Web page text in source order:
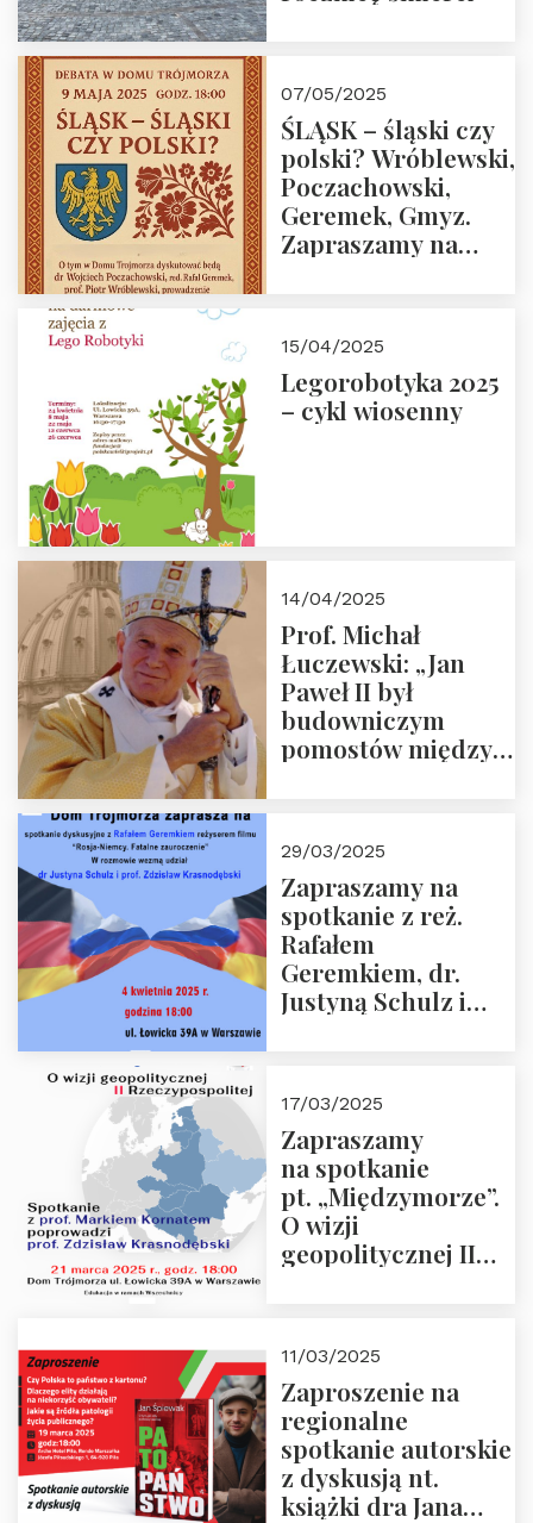
07/05/2025
ŚLĄSK – śląski czy
polski? Wróblewski,
Poczachowski,
Geremek, Gmyz.
Zapraszamy na
Trójmorza.
15/04/2025
Legorobotyka 2025
– cykl wiosenny
14/04/2025
Prof. Michał
Łuczewski: „Jan
Paweł II był
budowniczym
pomostów między
29/03/2025
Zapraszamy na
spotkanie z reż.
Rafałem
Geremkiem, dr.
Justyną Schulz i
“Rosja-Niemcy…”
17/03/2025
Zapraszamy
na spotkanie
pt. „Międzymorze”.
O wizji
geopolitycznej II
i prof.
Krasnodębski
11/03/2025
Zaproszenie na
regionalne
spotkanie autorskie
z dyskusją nt.
książki dra Jana